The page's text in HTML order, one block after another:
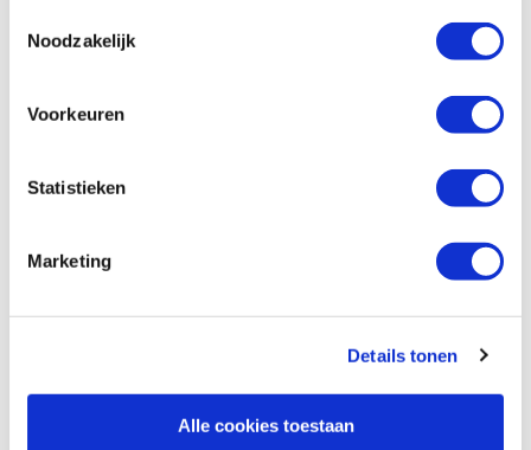
Noodzakelijk
Voorkeuren
Statistieken
Marketing
Details tonen
Alle cookies toestaan
Volgende